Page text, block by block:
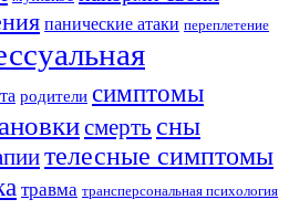
панические атаки переплетение
родители симптомы
смерть сны
телесные симптомы
травма трансперсональная психология